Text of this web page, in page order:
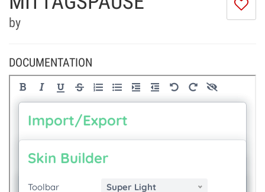
by
DOCUMENTATION